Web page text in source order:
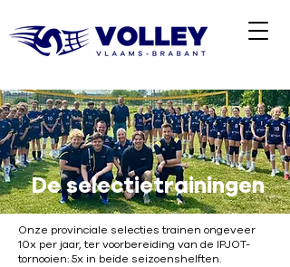
De selectietrainingen
Onze provinciale selecties trainen ongeveer
10x per jaar, ter voorbereiding van de IPJOT-
tornooien: 5x in beide seizoenshelften.